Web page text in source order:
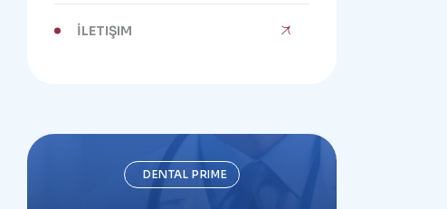
İLETIŞIM
DENTAL PRIME